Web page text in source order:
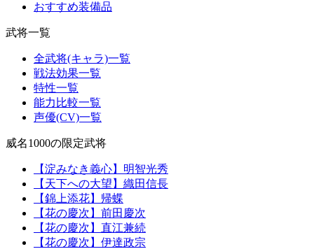
おすすめ装備品
武将一覧
全武将(キャラ)一覧
戦法効果一覧
特性一覧
能力比較一覧
声優(CV)一覧
威名1000の限定武将
【淀みなき義心】明智光秀
【天下への大望】織田信長
【錦上添花】帰蝶
【花の慶次】前田慶次
【花の慶次】直江兼続
【花の慶次】伊達政宗